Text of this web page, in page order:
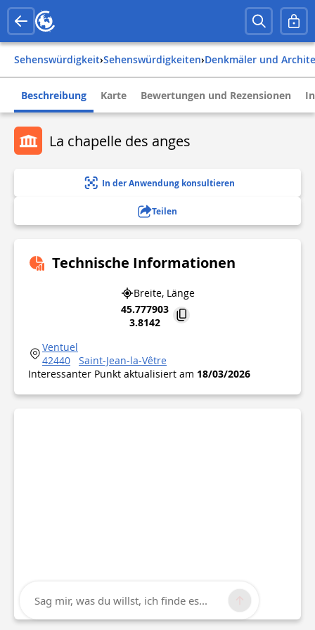
Sehenswürdigkeit› Sehenswürdigkeiten› Denkmäler und
Beschreibung Karte Bewertungen und Rezensionen
La chapelle des anges
In der Anwendung konsultieren
Teilen
Technische Informationen
Breite, Länge
45.777903
3.8142
Ventuel
42440
Saint-Jean-la-Vêtre
Interessanter Punkt aktualisiert am 18/03/2026
Sag mir, was du willst, ich finde es...